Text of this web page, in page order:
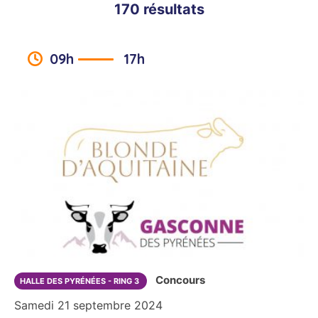
170 résultats
09h 17h
HALLE DES PYRÉNÉES - RING 3 Concours
Samedi 21 septembre 2024